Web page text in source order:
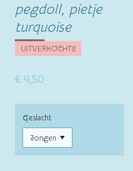
pegdoll, pietje
turquoise
UITVERKOCHT!!
€ 4,50
Geslacht